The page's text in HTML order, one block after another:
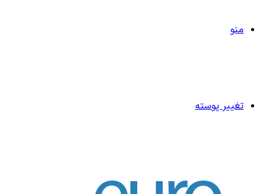
منو
تغییر پوسته